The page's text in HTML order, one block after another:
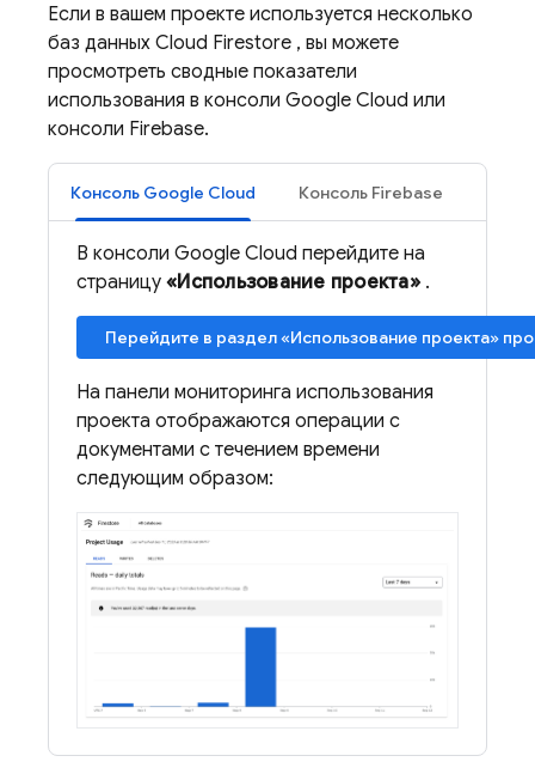
Если в вашем проекте используется несколько
баз данных Cloud Firestore , вы можете
просмотреть сводные показатели
использования в консоли Google Cloud или
консоли Firebase.
Консоль Google Cloud Консоль Firebase
В консоли Google Cloud перейдите на
страницу «Использование проекта».
Перейдите в раздел «Использование проекта»
На панели мониторинга использования
проекта отображаются операции с
документами с течением времени
следующим образом: